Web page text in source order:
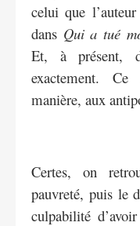
celui que
dans Qui a tué
Et, à présent,
exactement.
manière, aux
Certes, on
pauvreté, puis le
culpabilité